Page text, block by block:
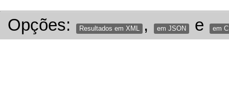
Opções: Resultados em XML , em JSON e em